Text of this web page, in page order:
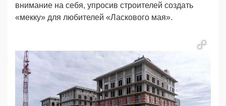
внимание на себя, упросив строителей создать
«мекку» для любителей «Ласкового мая».